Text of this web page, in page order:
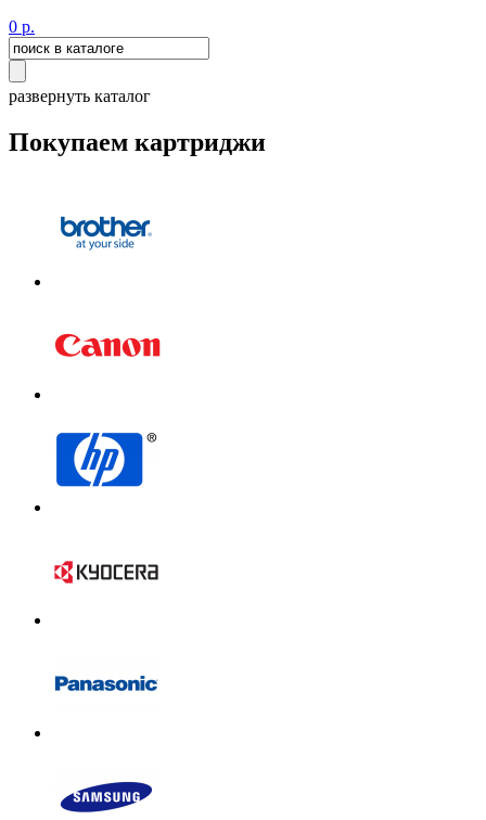
0 р.
развернуть каталог
Покупаем картриджи